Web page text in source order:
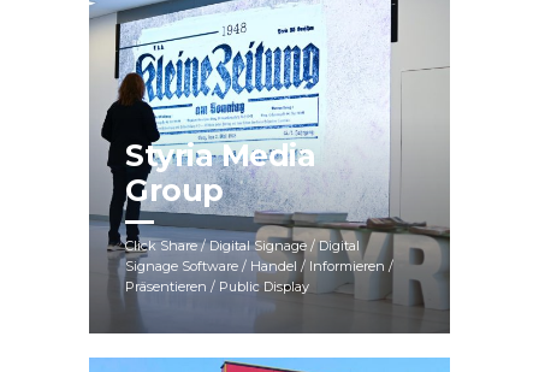
Styria Media
Group
Click Share / Digital Signage / Digital
Signage Software / Handel / Informieren /
Präsentieren / Public Display